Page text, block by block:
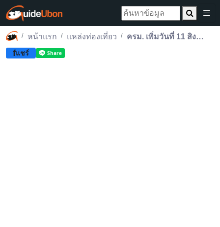
หน้าแรก แหล่งท่องเที่ยว ครม. เพิ่มวันที่ 11 สิงหาคม 2568 เป็นวันหยุดเพิ่มเป็นกรณีพิเศษ
fแชร์